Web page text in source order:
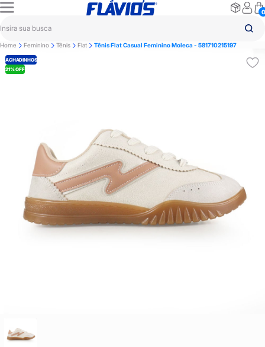
0
Home Feminino Tênis Flat Tênis Flat Casual Feminino Moleca - 581710215197
21% OFF
ACHADINHOS